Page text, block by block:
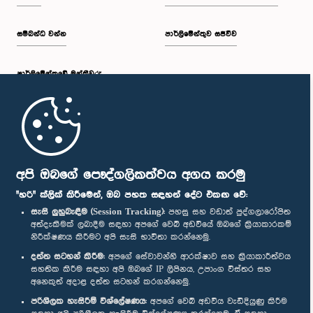
අපි ඔබගේ පෞද්ගලිකත්වය අගය කරමු
"හරි" ක්ලික් කිරීමෙන්, ඔබ පහත සඳහන් දේට එකඟ වේ:
සැසි ලුහුබැඳීම (Session Tracking): පහසු සහ වඩාත් පුද්ගලාරෝපිත
අත්දැකීමක් ලබාදීම සඳහා අපගේ වෙබ් අඩවියේ ඔබගේ ක්‍රියාකාරකම්
නිරීක්ෂණය කිරීමට අපි සැසි භාවිතා කරන්නෙමු.
දත්ත සටහන් කිරීම: අපගේ සේවාවන්හි ආරක්ෂාව සහ ක්‍රියාකාරීත්වය
සහතික කිරීම සඳහා අපි ඔබගේ IP ලිපිනය, උපාංග විස්තර සහ
අනෙකුත් අදාළ දත්ත සටහන් කරගන්නෙමු.
පරිශීලක හැසිරීම් විශ්ලේෂණය: අපගේ වෙබ් අඩවිය වැඩිදියුණු කිරීම
සම්බන්ධ වන්න
පාර්ලි‌මේන්තුවේ මන්ත්‍රීවරු
මුල් පිටුව
පාර්ලිමේන්තුව සජීවීව
පාර්ලිමේන්තු ජංගම යෙදුම
අප හා සම්බන්ධ වී සිටින්න :
සම්මාන